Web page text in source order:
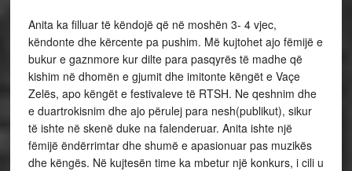
Anita ka filluar të këndojë që në moshën 3- 4 vjec,
këndonte dhe kërcente pa pushim. Më kujtohet ajo fëmijë e
bukur e gaznmore kur dilte para pasqyrës të madhe që
kishim në dhomën e gjumit dhe imitonte këngët e Vaçe
Zelës, apo këngët e festivaleve të RTSH. Ne qeshnim dhe
e duartrokisnim dhe ajo përulej para nesh(publikut), sikur
të ishte në skenë duke na falenderuar. Anita ishte një
fëmijë ëndërrimtar dhe shumë e apasionuar pas muzikës
dhe këngës. Në kujtesën time ka mbetur një konkurs, i cili u